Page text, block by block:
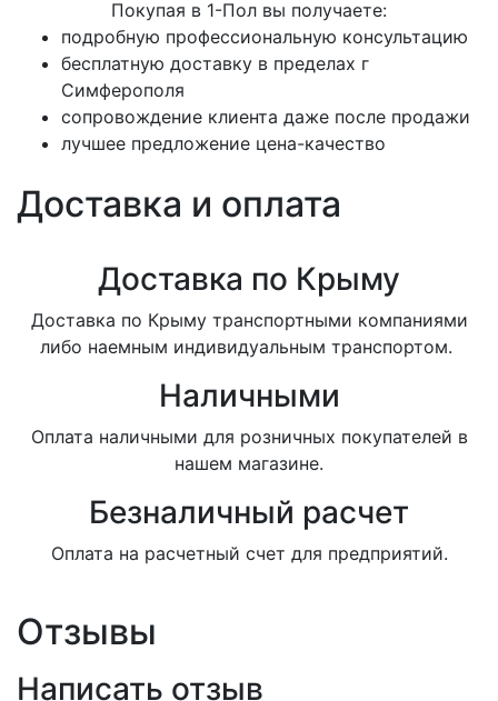
Покупая в 1-Пол вы получаете:
подробную профессиональную консультацию
бесплатную доставку в пределах г
Симферополя
сопровождение клиента даже после продажи
лучшее предложение цена-качество
Доставка и оплата
Доставка по Крыму
Доставка по Крыму транспортными компаниями
либо наемным индивидуальным транспортом.
Наличными
Оплата наличными для розничных покупателей в
нашем магазине.
Безналичный расчет
Оплата на расчетный счет для предприятий.
Отзывы
Написать отзыв